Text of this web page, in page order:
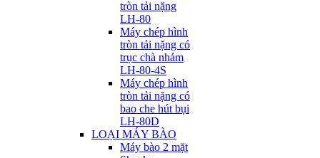
tròn tải nặng
LH-80
Máy chép hình
tròn tải nặng có
trục chà nhám
LH-80-4S
Máy chép hình
tròn tải nặng có
bao che hút bụi
LH-80D
LOẠI MÁY BÀO
Máy bào 2 mặt